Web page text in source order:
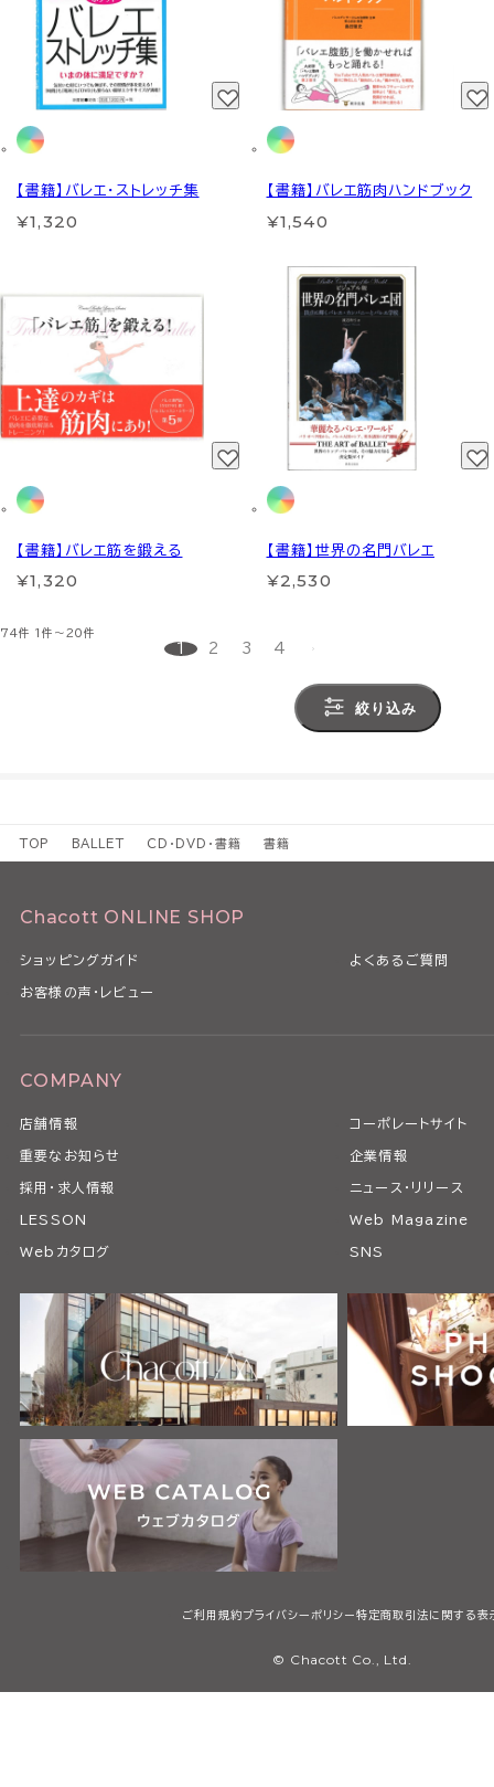
【書籍】バレエ・ストレッチ集
¥1,320
【書籍】バレエ筋肉ハンドブック
¥1,540
【書籍】バレエ筋を鍛える
¥1,320
【書籍】世界の名門バレエ
¥2,530
74件 1件～20件
1 2 3 4
絞り込み
TOP BALLET CD・DVD・書籍 書籍
Chacott ONLINE SHOP
ショッピングガイド よくあるご質問
お客様の声・レビュー
COMPANY
店舗情報 コーポレートサイト
重要なお知らせ 企業情報
採用・求人情報 ニュース・リリース
LESSON Web Magazine
Webカタログ SNS
ご利用規約プライバシーポリシー特定商取引法に関する表
© Chacott Co., Ltd.